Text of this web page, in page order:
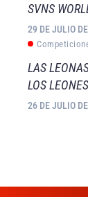
SVNS
29 DE JULIO
LAS
LOS
26 DE JULIO